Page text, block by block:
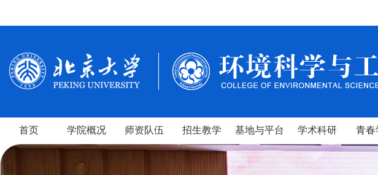
首页 学院概况 师资队伍 招生教学 基地与平台 学术科研 青春